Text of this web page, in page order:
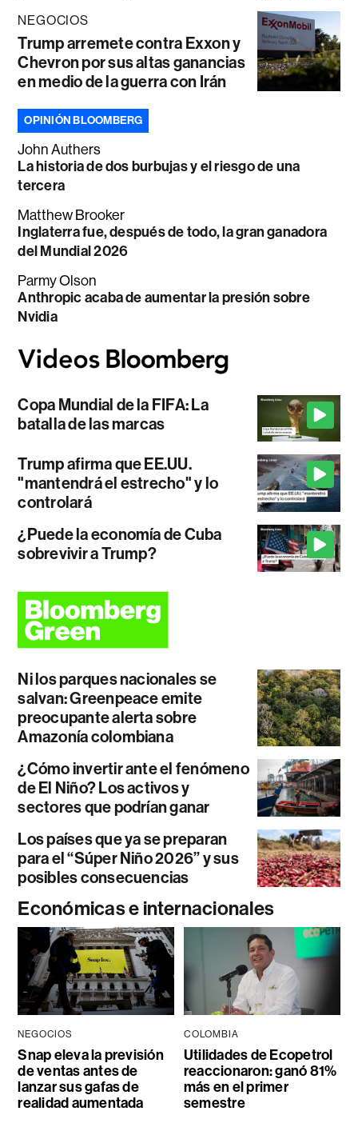
NEGOCIOS
Trump arremete contra Exxon y
Chevron por sus altas ganancias
en medio de la guerra con Irán
OPINIÓN BLOOMBERG
John Authers
La historia de dos burbujas y el riesgo de una
tercera
Matthew Brooker
Inglaterra fue, después de todo, la gran ganadora
del Mundial 2026
Parmy Olson
Anthropic acaba de aumentar la presión sobre
Nvidia
Copa Mundial de la FIFA: La
batalla de las marcas
Trump afirma que EE.UU.
"mantendrá el estrecho" y lo
controlará
¿Puede la economía de Cuba
sobrevivir a Trump?
Ni los parques nacionales se
salvan: Greenpeace emite
preocupante alerta sobre
Amazonía colombiana
¿Cómo invertir ante el fenómeno
de El Niño? Los activos y
sectores que podrían ganar
Los países que ya se preparan
para el “Súper Niño 2026” y sus
posibles consecuencias
Económicas e internacionales
NEGOCIOS
Snap eleva la previsión
de ventas antes de
lanzar sus gafas de
realidad aumentada
COLOMBIA
Utilidades de Ecopetrol
reaccionaron: ganó 81%
más en el primer
semestre